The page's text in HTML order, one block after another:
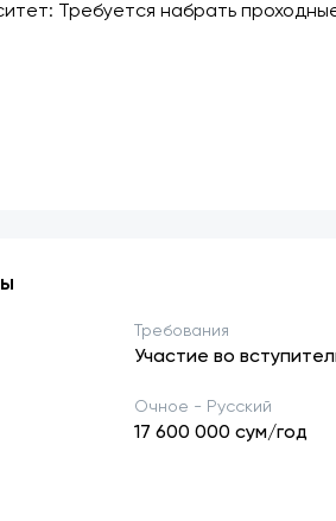
Требуется набрать
Требования
Участие во
Очное - Русский
17 600 000 сум/год